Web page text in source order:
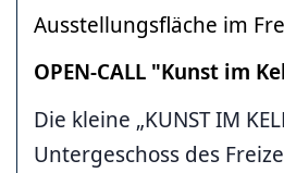
Ausstellungsfläche im
OPEN-CALL "Kunst im
Die kleine „KUNST IM
Untergeschoss des